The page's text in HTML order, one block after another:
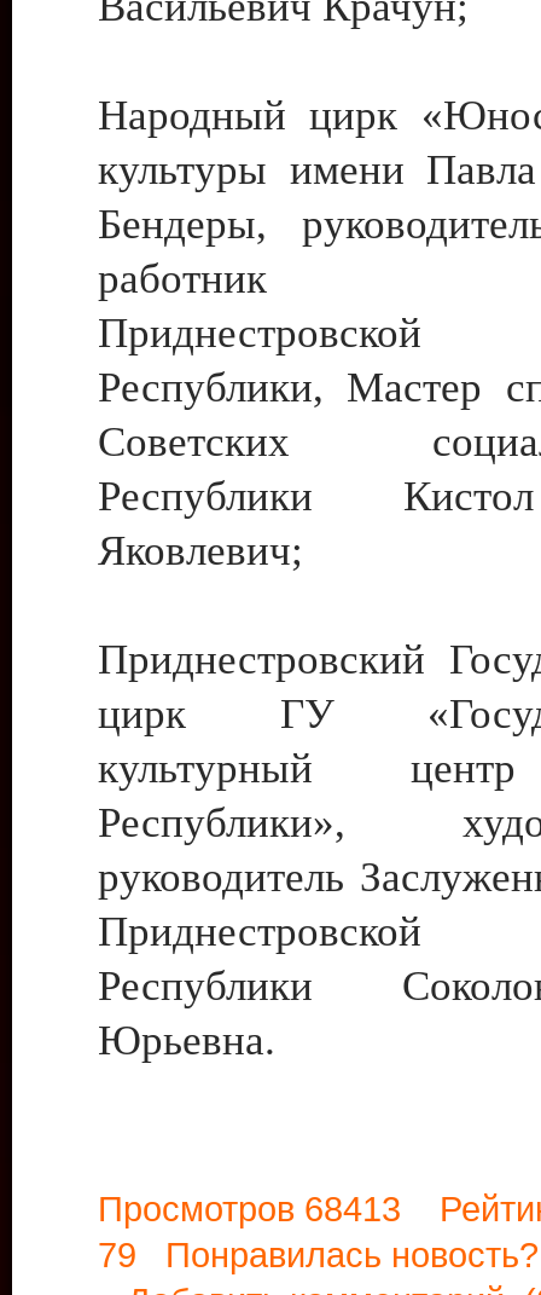
Народный цирк
культуры имени
Бендеры,
работник
Приднестровской
Республики, Мастер
Советских
Республики
Яковлевич;
Приднестровский
цирк ГУ
культурный
Республики»,
руководитель
Приднестровской
Республики
Юрьевна.
Просмотров 68413
79 Понравилась